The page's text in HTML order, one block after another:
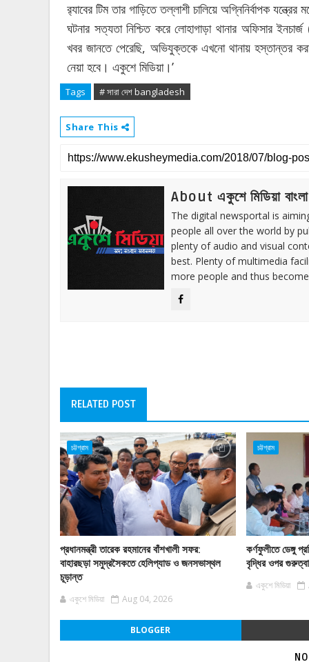
র‌্যাবের টিম তার গাড়িতে তল্লাশী চালিয়ে অগ্নিনির্বাপক
ঘটনার সত্যতা নিশ্চিত করে লোহাগাড়া থানার অফিসার
খবর জানতে পেরেছি, অভিযুক্তকে এখনো থানায় হস্তান্তর
নেয়া হবে। একুশে মিডিয়া।’
Tags # সারা দেশ bangladesh
Share This
About একুশে মিডিয়া
The digital newsportal is
people all over the world by
plenty of audio and visual
best. Plenty of multimedia
more people and thus
RELATED POST
চট্টগ্রাম
প্রধানমন্ত্রী তারেক রহমানের বাঁশখালী সফর:
বাহারছড়া সমুদ্রসৈকতে হেলিপ্যাড ও জনসভাস্থল
চূড়ান্ত
একুশে মিডিয়া Aug 04, 2026
চট্টগ্রাম
কর্ণফুলীতে ডেঙ্গু
বৃদ্ধির ওপর
একুশে মিডিয়া
BLOGGER